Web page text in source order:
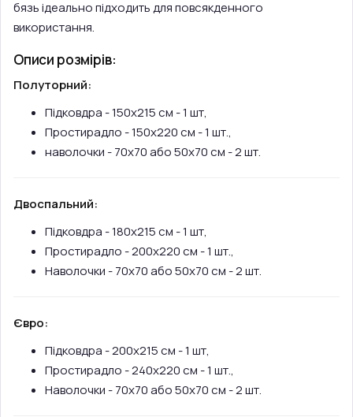
бязь ідеально підходить для повсякденного
використання.
Описи розмірів:
Полуторний:
Підковдра - 150х215 см - 1 шт,
Простирадло - 150х220 см - 1 шт.,
наволочки - 70х70 або 50х70 см - 2 шт.
Двоспальний:
Підковдра - 180х215 см - 1 шт,
Простирадло - 200х220 см - 1 шт.,
Наволочки - 70х70 або 50х70 см - 2 шт.
Євро:
Підковдра - 200х215 см - 1 шт,
Простирадло - 240х220 см - 1 шт.,
Наволочки - 70х70 або 50х70 см - 2 шт.